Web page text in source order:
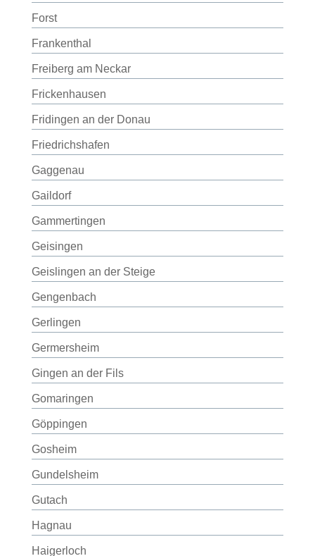
Forst
Frankenthal
Freiberg am Neckar
Frickenhausen
Fridingen an der Donau
Friedrichshafen
Gaggenau
Gaildorf
Gammertingen
Geisingen
Geislingen an der Steige
Gengenbach
Gerlingen
Germersheim
Gingen an der Fils
Gomaringen
Göppingen
Gosheim
Gundelsheim
Gutach
Hagnau
Haigerloch